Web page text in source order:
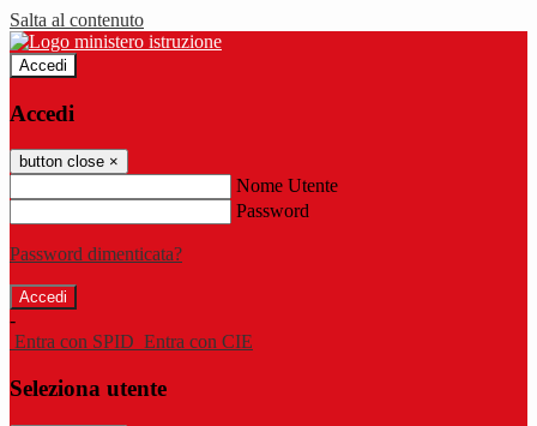
Salta al contenuto
Accedi
Accedi
button close ×
Nome Utente
Password
Password dimenticata?
-
Entra con SPID Entra con CIE
Seleziona utente